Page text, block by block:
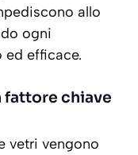
allo
ogni
efficace.
fattore chiave
vetri vengono